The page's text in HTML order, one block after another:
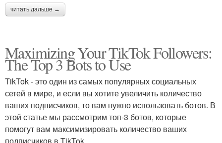
читать дальше →
Maximizing Your TikTok Followers:
The Top 3 Bots to Use
TikTok - это один из самых популярных социальных
сетей в мире, и если вы хотите увеличить количество
ваших подписчиков, то вам нужно использовать ботов. В
этой статье мы рассмотрим топ-3 ботов, которые
помогут вам максимизировать количество ваших